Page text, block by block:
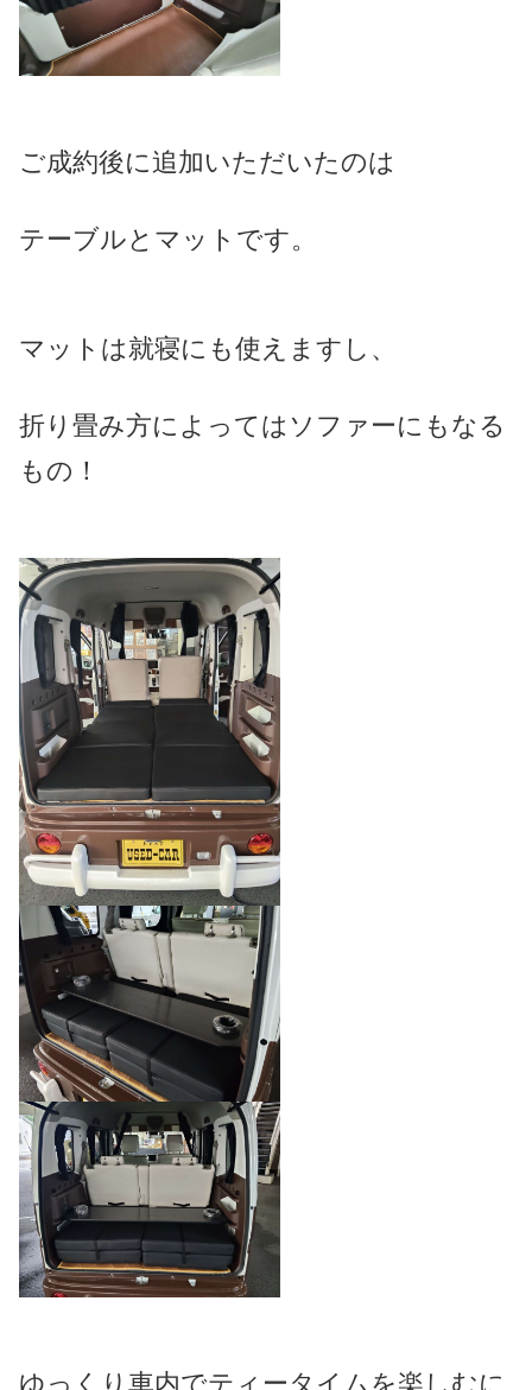
ご成約後に追加いただいたのは
テーブルとマットです。
マットは就寝にも使えますし、
折り畳み方によってはソファーにもなる
もの！
ゆっくり車内でティータイムを楽しむに